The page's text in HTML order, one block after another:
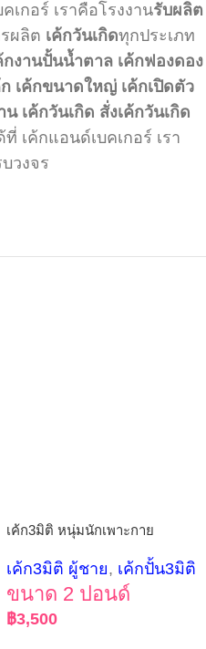
เกอร์ เราคือโรงงานรับผลิต
ผลิต เค้กวันเกิดทุกประเภท
กงานปั้นน้ำตาล เค้กฟองดอง
เค้กขนาดใหญ่ เค้กเปิดตัว
น เค้กวันเกิด สั่งเค้กวันเกิด
เค้กแอนด์เบคเกอร์ เรา
วงจร
เค้ก3มิติ หนุ่มนักเพาะกาย
เค้ก3มิติ ผู้ชาย, เค้กปั้น3มิติ
ขนาด 2 ปอนด์
฿3,500